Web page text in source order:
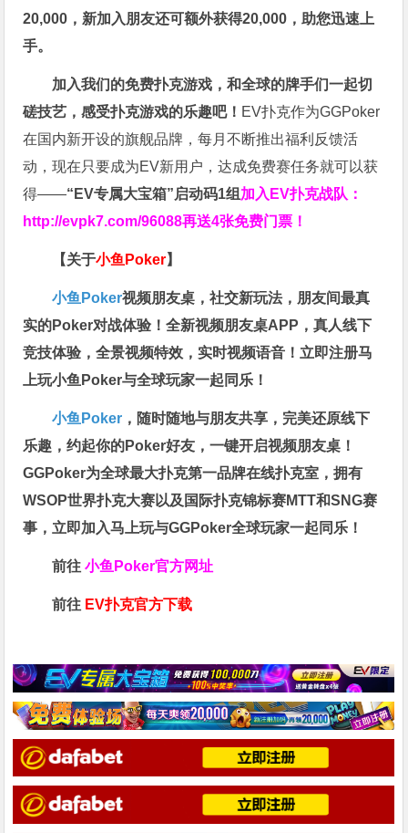
20,000，新加入朋友还可额外获得20,000，助您迅速上
手。
加入我们的免费扑克游戏，和全球的牌手们一起切
磋技艺，感受扑克游戏的乐趣吧！ EV扑克作为GGPoker
在国内新开设的旗舰品牌，每月不断推出福利反馈活
动，现在只要成为EV新用户，达成免费赛任务就可以获
得——“EV专属大宝箱”启动码1组 加入EV扑克战队：
http://evpk7.com/96088再送4张免费门票！
【关于小鱼Poker】
小鱼Poker视频朋友桌，社交新玩法，朋友间最真
实的Poker对战体验！全新视频朋友桌APP，真人线下
竞技体验，全景视频特效，实时视频语音！立即注册马
上玩小鱼Poker与全球玩家一起同乐！
小鱼Poker ，随时随地与朋友共享，完美还原线下
乐趣，约起你的Poker好友，一键开启视频朋友桌！
GGPoker为全球最大扑克第一品牌在线扑克室，拥有
WSOP世界扑克大赛以及国际扑克锦标赛MTT和SNG赛
事，立即加入马上玩与GGPoker全球玩家一起同乐！
前往小鱼Poker官方网址
前往 EV扑克官方下载